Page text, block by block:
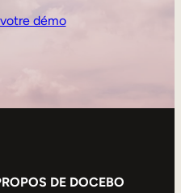
démo
DE DOCEBO